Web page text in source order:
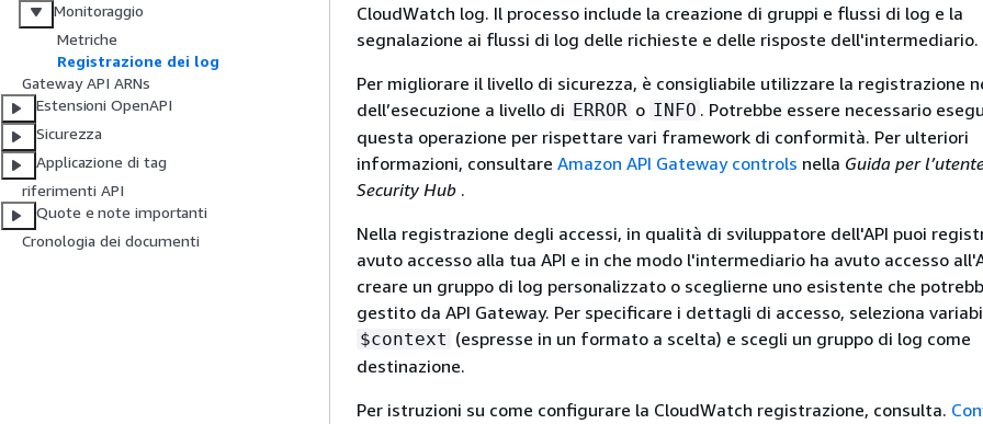
Monitoraggio
Metriche
Registrazione dei log
Gateway API ARNs
Estensioni OpenAPI
Sicurezza
Applicazione di tag
riferimenti API
Quote e note importanti
Cronologia dei documenti
CloudWatch log. Il processo include la creazione di gruppi e flussi di log e la
segnalazione ai flussi di log delle richieste e delle risposte dell'intermediario.
Per migliorare il livello di sicurezza, è consigliabile utilizzare la registrazione
dell’esecuzione a livello di ERROR o INFO . Potrebbe essere necessario
questa operazione per rispettare vari framework di conformità. Per ulteriori
informazioni, consultare Amazon API Gateway controls nella Guida per
Security Hub .
Nella registrazione degli accessi, in qualità di sviluppatore dell'API puoi
avuto accesso alla tua API e in che modo l'intermediario ha avuto accesso
creare un gruppo di log personalizzato o sceglierne uno esistente che
gestito da API Gateway. Per specificare i dettagli di accesso, seleziona
$context (espresse in un formato a scelta) e scegli un gruppo di log come
destinazione.
Per istruzioni su come configurare la CloudWatch registrazione, consulta.